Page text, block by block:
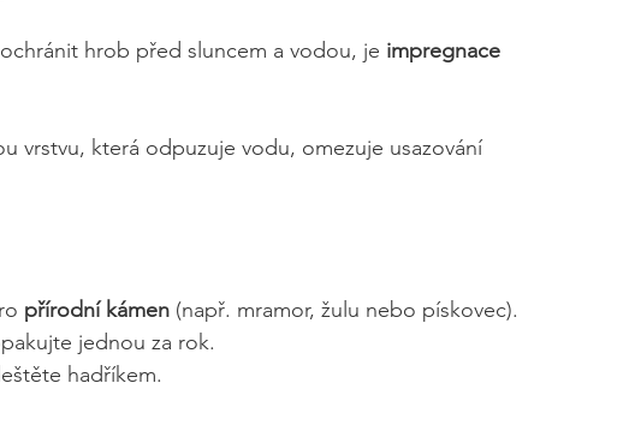
hrob před sluncem a vodou, je impregnace
vrstvu, která odpuzuje vodu, omezuje usazování
přírodní kámen (např. mramor, žulu nebo pískovec).
jednou za rok.
hadříkem.